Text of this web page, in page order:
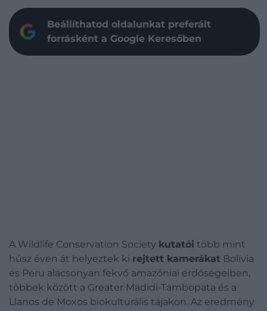
Beállíthatod oldalunkat preferált
forrásként a Google Keresőben
A Wildlife Conservation Society kutatói több mint
húsz éven át helyeztek ki rejtett kamerákat Bolívia
és Peru alacsonyan fekvő amazóniai erdőségeiben,
többek között a Greater Madidi-Tambopata és a
Llanos de Moxos biokulturális tájakon. Az eredmény